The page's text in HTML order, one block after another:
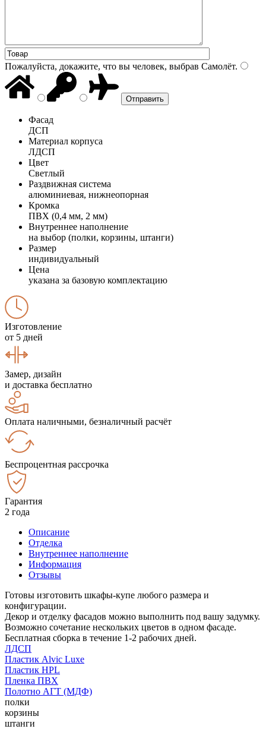
Пожалуйста, докажите, что вы человек, выбрав Самолёт.
Фасад
ДСП
Материал корпуса
ЛДСП
Цвет
Светлый
Раздвижная система
алюминиевая, нижнеопорная
Кромка
ПВХ (0,4 мм, 2 мм)
Внутреннее наполнение
на выбор (полки, корзины, штанги)
Размер
индивидуальный
Цена
указана за базовую комплектацию
Изготовление
от 5 дней
Замер, дизайн
и доставка бесплатно
Оплата наличными, безналичный расчёт
Беспроцентная рассрочка
Гарантия
2 года
Описание
Отделка
Внутреннее наполнение
Информация
Отзывы
Готовы изготовить шкафы-купе любого размера и
конфигурации.
Декор и отделку фасадов можно выполнить под вашу задумку.
Возможно сочетание нескольких цветов в одном фасаде.
Бесплатная сборка в течение 1-2 рабочих дней.
ЛДСП
Пластик Alvic Luxe
Пластик HPL
Пленка ПВХ
Полотно АГТ (МДФ)
полки
корзины
штанги